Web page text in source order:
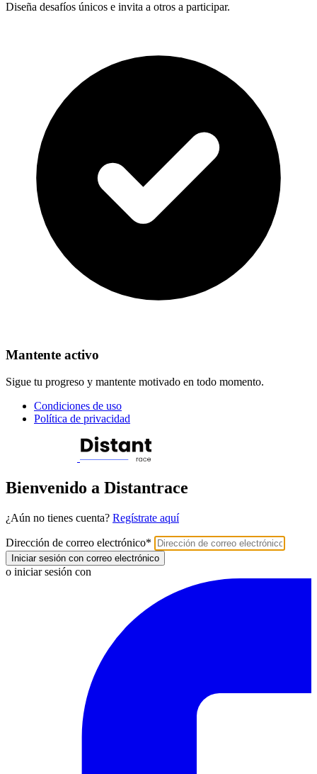
Diseña desafíos únicos e invita a otros a participar.
Mantente activo
Sigue tu progreso y mantente motivado en todo momento.
Condiciones de uso
Política de privacidad
Bienvenido a Distantrace
¿Aún no tienes cuenta? Regístrate aquí
Dirección de correo electrónico*
Iniciar sesión con correo electrónico
o iniciar sesión con